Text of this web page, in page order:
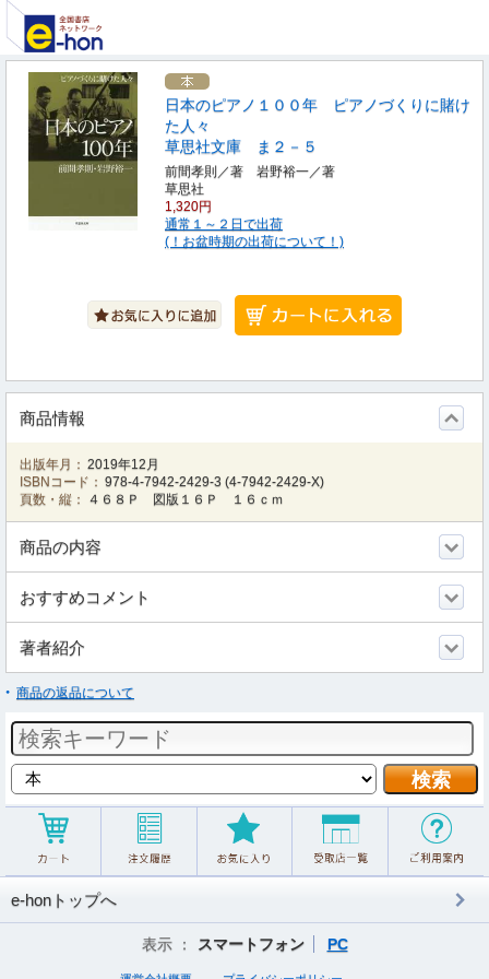
日本のピアノ１００年 ピアノづくりに賭け
た人々
草思社文庫 ま２－５
前間孝則／著 岩野裕一／著
草思社
1,320円
通常１～２日で出荷
(！お盆時期の出荷について！)
商品情報
出版年月： 2019年12月
ISBNコード： 978-4-7942-2429-3 (4-7942-2429-X)
頁数・縦：
４６８Ｐ 図版１６Ｐ １６ｃｍ
商品の内容
おすすめコメント
著者紹介
商品の返品について
e-honトップへ
表示 ： スマートフォン PC